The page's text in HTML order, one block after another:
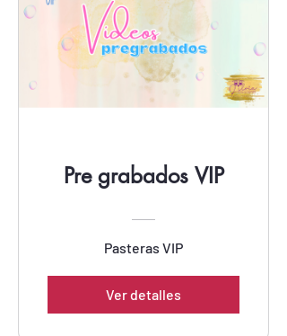
Pre grabados VIP
Pasteras VIP
Ver detalles